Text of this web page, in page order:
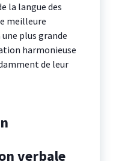
la langue des
meilleure
plus grande
harmonieuse
de leur
verbale